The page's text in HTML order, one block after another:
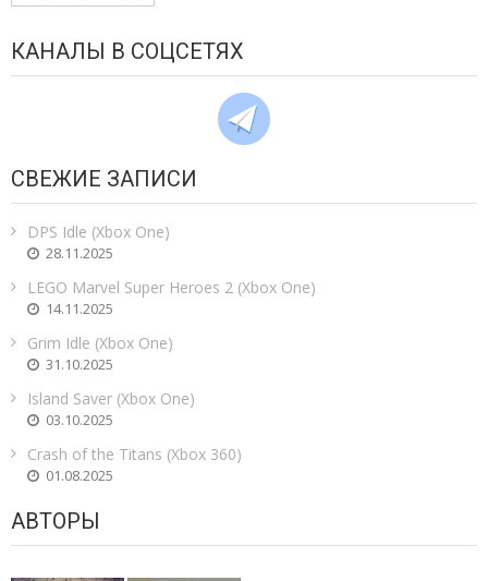
КАНАЛЫ В СОЦСЕТЯХ
СВЕЖИЕ ЗАПИСИ
DPS Idle (Xbox One)
28.11.2025
LEGO Marvel Super Heroes 2 (Xbox One)
14.11.2025
Grim Idle (Xbox One)
31.10.2025
Island Saver (Xbox One)
03.10.2025
Crash of the Titans (Xbox 360)
01.08.2025
АВТОРЫ